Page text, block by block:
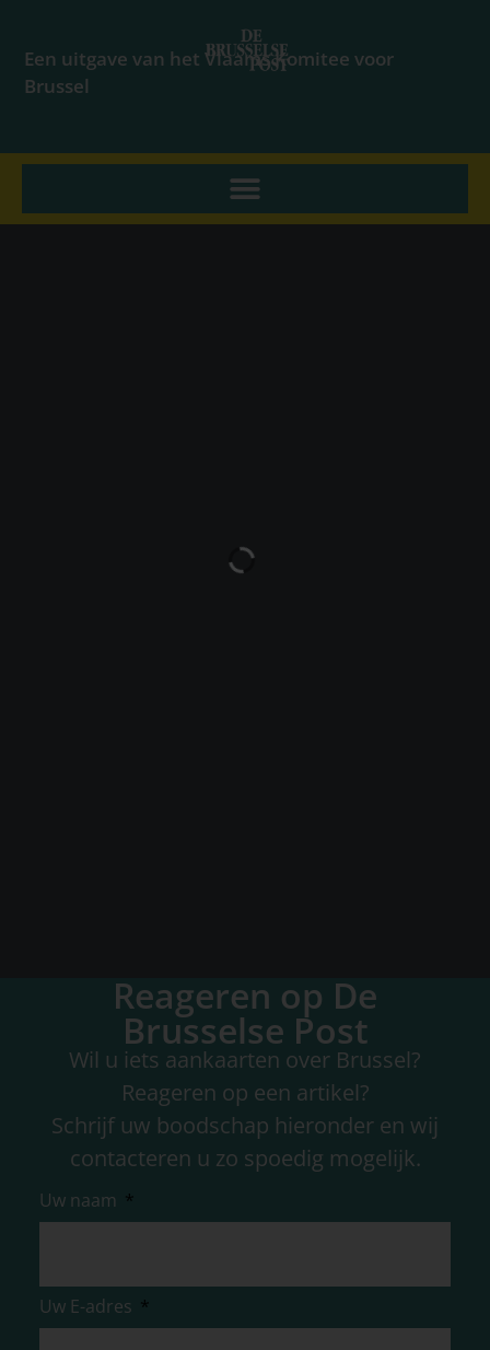
Een uitgave van het Vlaams Komitee voor
Brussel
Reageren op De
Brusselse Post
Wil u iets aankaarten over Brussel?
Reageren op een artikel?
Schrijf uw boodschap hieronder en wij
contacteren u zo spoedig mogelijk.
Uw naam
Uw E-adres